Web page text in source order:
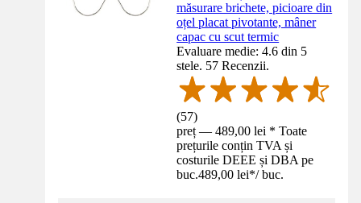
măsurare brichete, picioare din
oțel placat pivotante, mâner
capac cu scut termic
Evaluare medie: 4.6 din 5
stele. 57 Recenzii.
(57)
preț — 489,00 lei * Toate
prețurile conțin TVA și
costurile DEEE și DBA pe
buc.489,00 lei*/ buc.